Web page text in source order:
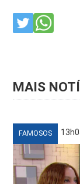
MAIS
FAMOSOS